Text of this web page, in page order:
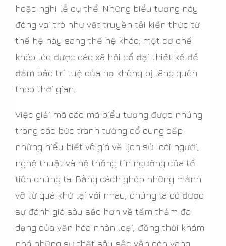
hoặc nghi lễ cụ thể. Những biểu tượng này
đóng vai trò như vật truyền tải kiến thức từ
thế hệ này sang thế hệ khác; một cơ chế
khéo léo được các xã hội cổ đại thiết kế để
đảm bảo trí tuệ của họ không bị lãng quên
theo thời gian.
Việc giải mã các mã biểu tượng được nhúng
trong các bức tranh tường cổ cung cấp
những hiểu biết vô giá về lịch sử loài người,
nghệ thuật và hệ thống tín ngưỡng của tổ
tiên chúng ta. Bằng cách ghép những mảnh
vỡ từ quá khứ lại với nhau, chúng ta có được
sự đánh giá sâu sắc hơn về tấm thảm đa
dạng của văn hóa nhân loại, đồng thời khám
phá những sự thật sâu sắc vẫn còn vang